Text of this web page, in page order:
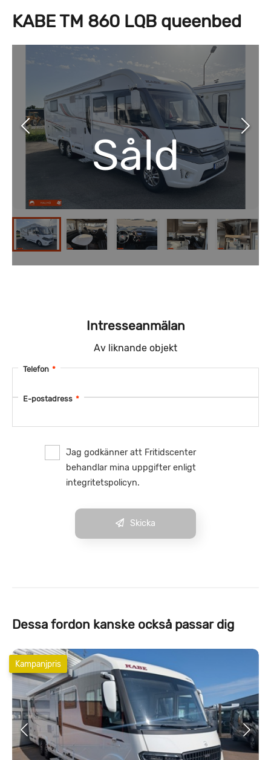
KABE TM 860 LQB queenbed
Såld
Intresseanmälan
Av liknande objekt
Telefon *
E-postadress *
Jag godkänner att Fritidscenter
behandlar mina uppgifter enligt
integritetspolicyn.
Skicka
Dessa fordon kanske också passar dig
Kampanjpris